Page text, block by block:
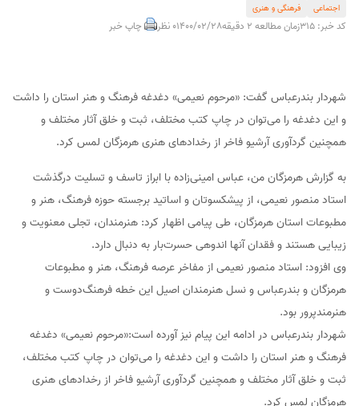
اجتماعی فرهنگی و هنری
کد خبر: 315 زمان مطالعه 2 دقیقه 1400/02/280 نظر چاپ خبر
شهردار بندرعباس گفت: «مرحوم نعیمی» دغدغه فرهنگ و هنر استان را داشت
و این دغدغه را می‌توان در چاپ کتب مختلف، ثبت و خلق آثار مختلف و
همچنین گردآوری آرشیو فاخر از رخدادهای هنری هرمزگان لمس کرد.
به گزارش هرمزگان من، عباس امینی‌زاده با ابراز تاسف و تسلیت درگذشت
استاد منصور نعیمی، از پیشکسوتان و اساتید برجسته حوزه فرهنگ، هنر و
مطبوعات استان هرمزگان، طی پیامی اظهار کرد: هنرمندان، تجلی معنویت و
زیبایی هستند و فقدان آنها اندوهی حسرت‌بار به دنبال دارد.
وی افزود: استاد منصور نعیمی از مفاخر عرصه فرهنگ، هنر و مطبوعات
هرمزگان و بندرعباس و نسل هنرمندان اصیل این خطه فرهنگ‌دوست و
هنرمندپرور بود.
شهردار بندرعباس در ادامه این پیام نیز آورده است:«مرحوم نعیمی» دغدغه
فرهنگ و هنر استان را داشت و این دغدغه را می‌توان در چاپ کتب مختلف،
ثبت و خلق آثار مختلف و همچنین گردآوری آرشیو فاخر از رخدادهای هنری
هرمزگان لمس کرد.